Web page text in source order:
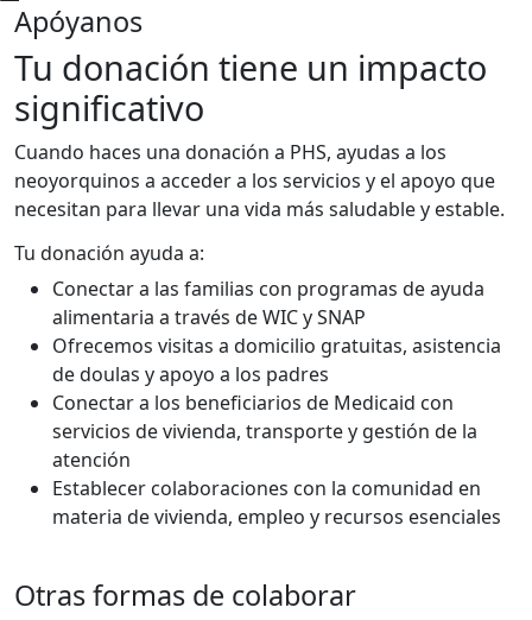
Apóyanos
Tu donación tiene un impacto
significativo
Cuando haces una donación a PHS, ayudas a los
neoyorquinos a acceder a los servicios y el apoyo que
necesitan para llevar una vida más saludable y estable.
Tu donación ayuda a:
Conectar a las familias con programas de ayuda
alimentaria a través de WIC y SNAP
Ofrecemos visitas a domicilio gratuitas, asistencia
de doulas y apoyo a los padres
Conectar a los beneficiarios de Medicaid con
servicios de vivienda, transporte y gestión de la
atención
Establecer colaboraciones con la comunidad en
materia de vivienda, empleo y recursos esenciales
Otras formas de colaborar